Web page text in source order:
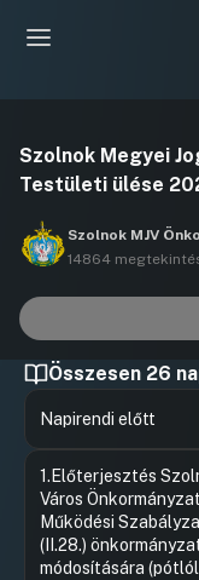
Szolnok Megyei
Testületi ülése
Szolnok MJV
14864
Összesen 26
Napirendi előtt
1.Előterjesztés
Város
Működési
(II.28.)
módosítására